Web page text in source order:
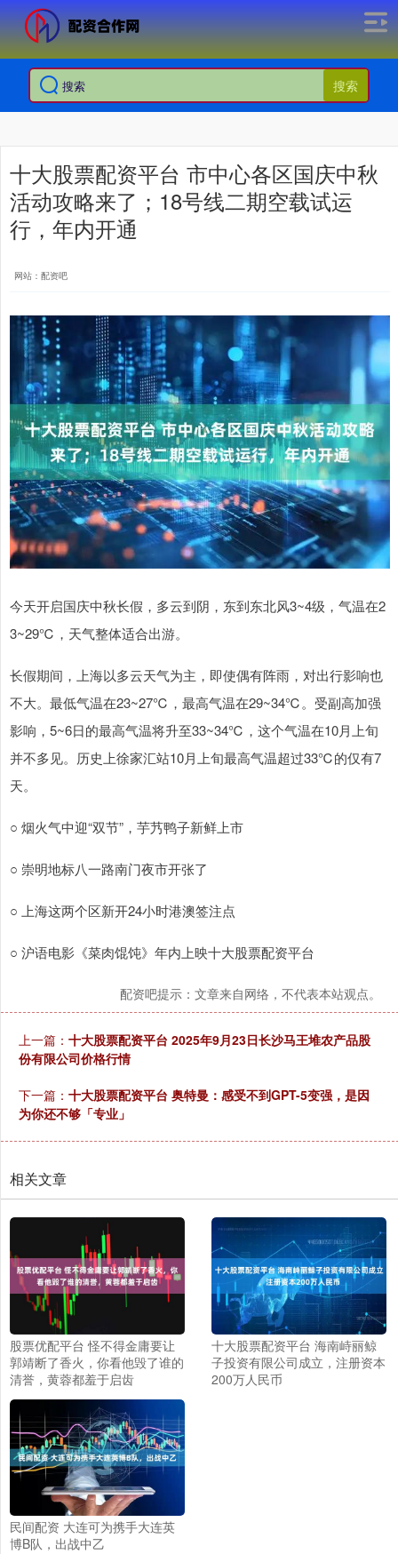
搜索
十大股票配资平台 市中心各区国庆中秋
活动攻略来了；18号线二期空载试运
行，年内开通
网站：配资吧
今天开启国庆中秋长假，多云到阴，东到东北风3~4级，气温在2
3~29℃，天气整体适合出游。
长假期间，上海以多云天气为主，即使偶有阵雨，对出行影响也
不大。最低气温在23~27℃，最高气温在29~34℃。受副高加强
影响，5~6日的最高气温将升至33~34℃，这个气温在10月上旬
并不多见。历史上徐家汇站10月上旬最高气温超过33℃的仅有7
天。
○ 烟火气中迎“双节”，芋艿鸭子新鲜上市
○ 崇明地标八一路南门夜市开张了
○ 上海这两个区新开24小时港澳签注点
○ 沪语电影《菜肉馄饨》年内上映十大股票配资平台
配资吧提示：文章来自网络，不代表本站观点。
上一篇： 十大股票配资平台 2025年9月23日长沙马王堆农产品股
份有限公司价格行情
下一篇： 十大股票配资平台 奥特曼：感受不到GPT-5变强，是因
为你还不够「专业」
相关文章
股票优配平台 怪不得金庸要让
郭靖断了香火，你看他毁了谁的
清誉，黄蓉都羞于启齿
十大股票配资平台 海南峙丽鲸
子投资有限公司成立，注册资本
200万人民币
民间配资 大连可为携手大连英
博B队，出战中乙